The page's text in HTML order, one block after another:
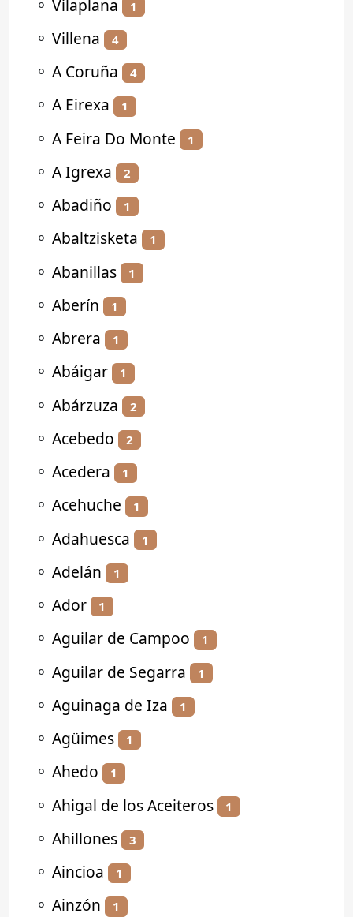
⚬ Vilaplana 1
⚬ Villena 4
⚬ A Coruña 4
⚬ A Eirexa 1
⚬ A Feira Do Monte 1
⚬ A Igrexa 2
⚬ Abadiño 1
⚬ Abaltzisketa 1
⚬ Abanillas 1
⚬ Aberín 1
⚬ Abrera 1
⚬ Abáigar 1
⚬ Abárzuza 2
⚬ Acebedo 2
⚬ Acedera 1
⚬ Acehuche 1
⚬ Adahuesca 1
⚬ Adelán 1
⚬ Ador 1
⚬ Aguilar de Campoo 1
⚬ Aguilar de Segarra 1
⚬ Aguinaga de Iza 1
⚬ Agüimes 1
⚬ Ahedo 1
⚬ Ahigal de los Aceiteros 1
⚬ Ahillones 3
⚬ Aincioa 1
⚬ Ainzón 1